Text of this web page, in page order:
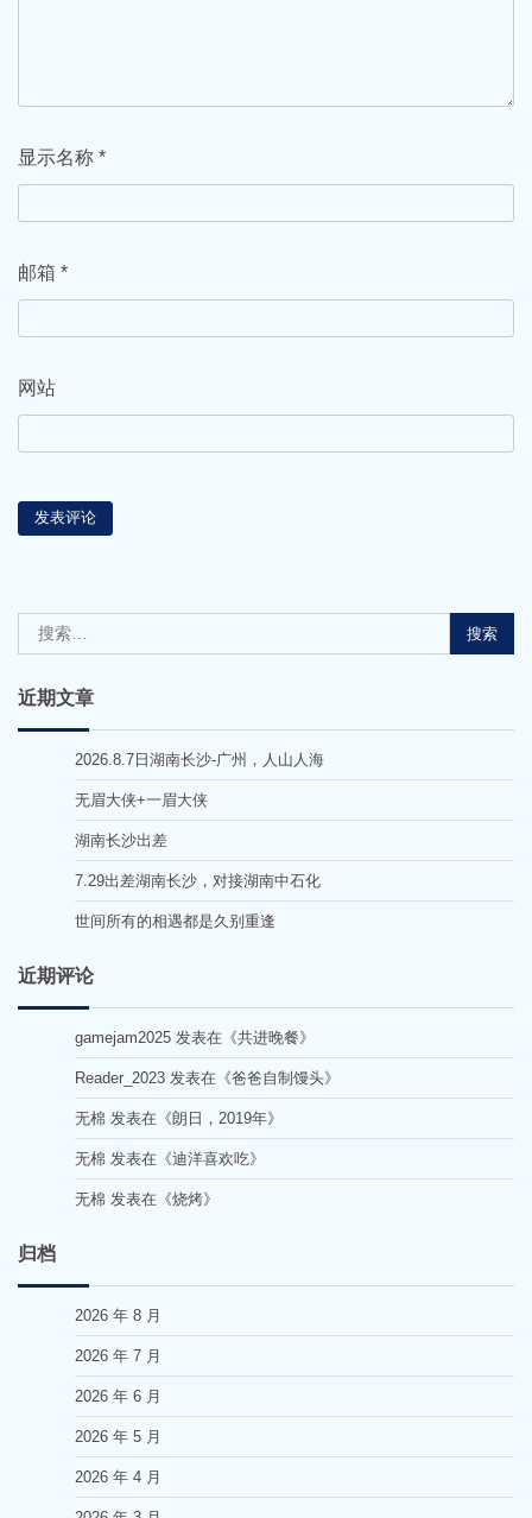
显示名称 *
邮箱 *
网站
索：
近期文章
2026.8.7日湖南长沙-广州，人山人海
无眉大侠+一眉大侠
湖南长沙出差
7.29出差湖南长沙，对接湖南中石化
世间所有的相遇都是久别重逢
近期评论
gamejam2025 发表在《共进晚餐》
Reader_2023 发表在《爸爸自制馒头》
无棉 发表在《朗日，2019年》
无棉 发表在《迪洋喜欢吃》
无棉 发表在《烧烤》
归档
2026 年 8 月
2026 年 7 月
2026 年 6 月
2026 年 5 月
2026 年 4 月